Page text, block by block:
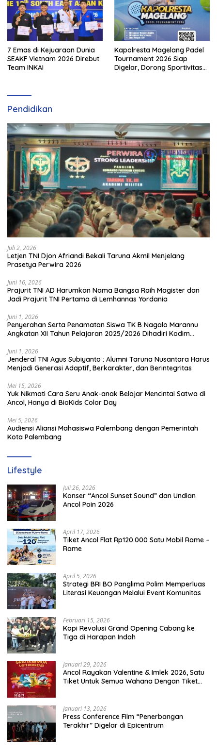
7 Emas di Kejuaraan Dunia
SEAKF Vietnam 2026 Direbut
Team INKAI
Kapolresta Magelang Padel
Tournament 2026 Siap
Digelar, Dorong Sportivitas
Pendidikan
Juli 2, 2026
Letjen TNI Djon Afriandi Bekali Taruna Akmil Menjelang
Prasetya Perwira 2026
Juni 16, 2026
Prajurit TNI AD Harumkan Nama Bangsa Raih Magister dan
Jadi Prajurit TNI Pertama di Lemhannas Yordania
Juni 1, 2026
Penyerahan Serta Penamatan Siswa TK B Nagalo Marannu
Angkatan XII Tahun Pelajaran 2025/2026 Dihadiri Kodim
Juni 1, 2026
Jenderal TNI Agus Subiyanto : Alumni Taruna Nusantara Harus
Menjadi Generasi Adaptif, Berkarakter, dan Berintegritas
Mei 15, 2026
Yuk Nikmati Cara Seru Anak-anak Belajar Mencintai Satwa di
Ancol, Hanya di BioKids Color Day
Mei 5, 2026
Audiensi Aliansi Mahasiswa Palembang dengan Pemerintah
Kota Palembang
Lifestyle
Juli 26, 2026
Konser “Ancol Sunset Sound” dan Undian
Ancol Poin 2026
April 17, 2026
Tiket Ancol Flat Rp120.000 Satu Mobil Rame –
Rame
April 5, 2026
​Strategi BRI BO Panglima Polim Memperluas
Literasi Keuangan Melalui Event Komunitas
Februari 15, 2026
Kopi Revolusi Grand Opening Cabang ke
Tiga di Harapan Indah
Januari 29, 2026
Ancol Rayakan Valentine & Imlek 2026, Satu
Tiket Untuk Semua Wahana Dengan Tiket
Januari 13, 2026
Press Conference Film “Penerbangan
Terakhir” Digelar di Epicentrum